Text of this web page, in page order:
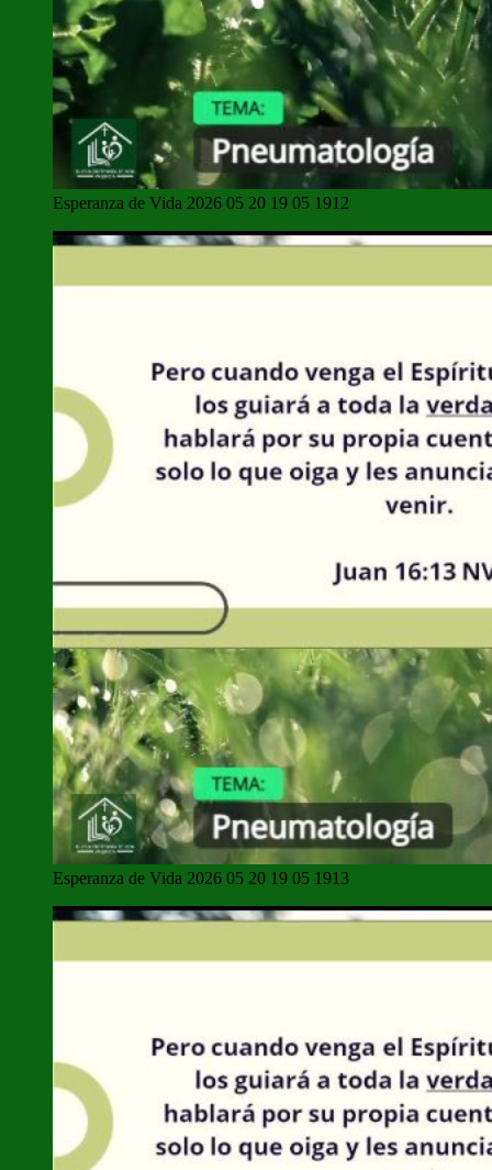
Esperanza de Vida 2026 05 20 19 05 1912
Esperanza de Vida 2026 05 20 19 05 1913